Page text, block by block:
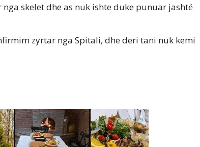
skelet dhe as nuk ishte duke punuar jashtë
zyrtar nga Spitali, dhe deri tani nuk kemi